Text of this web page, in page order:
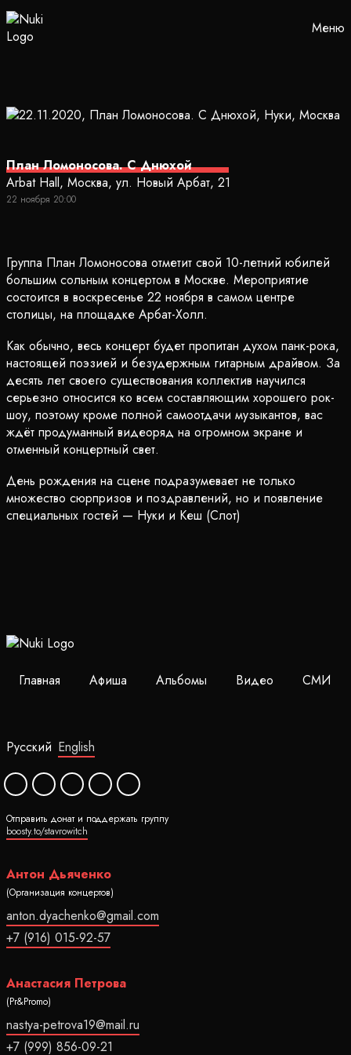
Меню
План Ломоносова. С Днюхой
Arbat Hall, Москва, ул. Новый Арбат, 21
22 ноября 20:00
Группа План Ломоносова отметит свой 10-летний юбилей
большим сольным концертом в Москве. Мероприятие
состоится в воскресенье 22 ноября в самом центре
столицы, на площадке Арбат-Холл.
Как обычно, весь концерт будет пропитан духом панк-рока,
настоящей поэзией и безудержным гитарным драйвом. За
десять лет своего существования коллектив научился
серьезно относится ко всем составляющим хорошего рок-
шоу, поэтому кроме полной самоотдачи музыкантов, вас
ждёт продуманный видеоряд на огромном экране и
отменный концертный свет.
День рождения на сцене подразумевает не только
множество сюрпризов и поздравлений, но и появление
специальных гостей — Нуки и Кеш (Слот)
Главная Афиша Альбомы Видео СМИ
Русский English
Отправить донат и поддержать группу
boosty.to/stavrowitch
Антон Дьяченко
(Организация концертов)
anton.dyachenko@gmail.com
+7 (916) 015-92-57
Анастасия Петрова
(Pr&Promo)
nastya-petrova19@mail.ru
+7 (999) 856-09-21